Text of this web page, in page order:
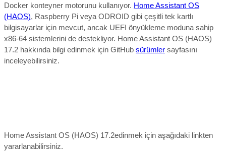
Docker konteyner motorunu kullanıyor. Home Assistant OS
(HAOS), Raspberry Pi veya ODROID gibi çeşitli tek kartlı
bilgisayarlar için mevcut, ancak UEFI önyükleme moduna sahip
x86-64 sistemlerini de destekliyor. Home Assistant OS (HAOS)
17.2 hakkında bilgi edinmek için GitHub sürümler sayfasını
inceleyebilirsiniz.
Home Assistant OS (HAOS) 17.2edinmek için aşağıdaki linkten
yararlanabilirsiniz.